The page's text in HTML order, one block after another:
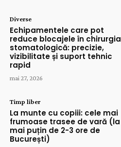
Diverse
Echipamentele care pot
reduce blocajele în chirurgia
stomatologică: precizie,
vizibilitate și suport tehnic
rapid
mai 27, 2026
Timp liber
La munte cu copiii: cele mai
frumoase trasee de vară (la
mai puțin de 2-3 ore de
București)